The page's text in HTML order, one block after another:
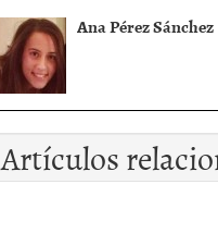
Ana Pérez Sánchez
Artículos